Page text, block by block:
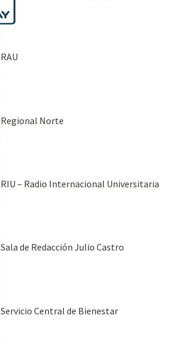
RAU
Regional Norte
RIU – Radio Internacional Universitaria
Sala de Redacción Julio Castro
Servicio Central de Bienestar